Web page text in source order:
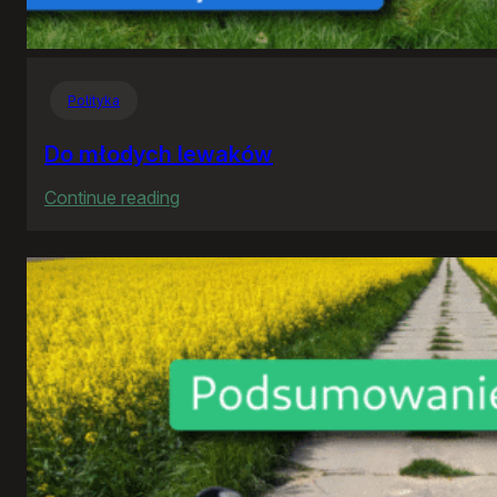
Polityka
Do młodych lewaków
Continue reading
młodych
lewaków